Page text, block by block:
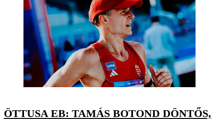
ÖTTUSA EB: TAMÁS BOTOND DÖNTŐS,